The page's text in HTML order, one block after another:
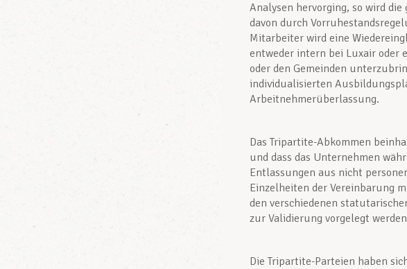
Analysen hervorging, so wird
davon durch
Mitarbeiter wird eine
entweder intern bei Luxair oder
oder den Gemeinden
individualisierten
Arbeitnehmerüberlassung.
Das Tripartite-Abkommen
und dass das Unternehmen
Entlassungen aus nicht
Einzelheiten der Vereinbarung
den verschiedenen
zur Validierung vorgelegt
Die Tripartite-Parteien haben